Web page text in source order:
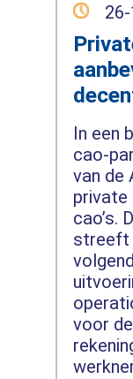
In een
cao-
van de
private
cao’s.
streeft
voor